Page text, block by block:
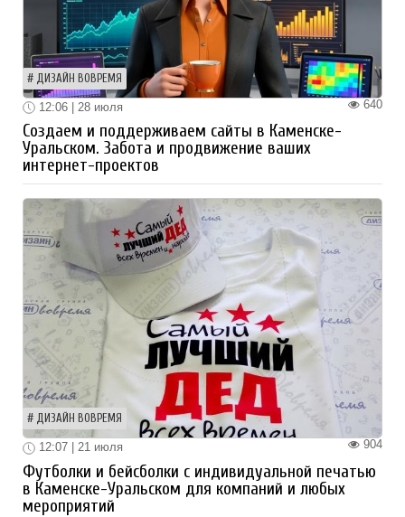
ДИЗАЙН ВОВРЕМЯ
640
12:06 | 28 июля
Создаем и поддерживаем сайты в Каменске-
Уральском. Забота и продвижение ваших
интернет-проектов
ДИЗАЙН ВОВРЕМЯ
904
12:07 | 21 июля
Футболки и бейсболки с индивидуальной печатью
в Каменске-Уральском для компаний и любых
мероприятий